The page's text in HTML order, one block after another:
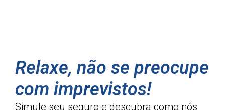
Relaxe, não se preocupe
com imprevistos!
Simule seu seguro e descubra como nós